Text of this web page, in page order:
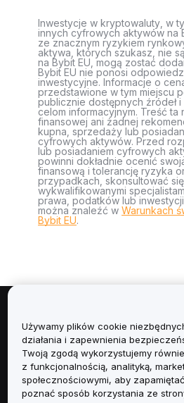
Inwestycje w kryptowaluty, w
innych cyfrowych aktywów na
ze znacznym ryzykiem
aktywa, których szukasz, nie
na Bybit EU, mogą zostać
Bybit EU nie ponosi
inwestycyjne. Informacje o
przedstawione w tym miejscu
publicznie dostępnych źródeł i
celom informacyjnym. Treść ta
finansowej ani żadnej
kupna, sprzedaży lub
cyfrowych aktywów. Przed
lub posiadaniem cyfrowych
powinni dokładnie ocenić
finansową i tolerancję ryzyka
przypadkach, skonsultować
wykwalifikowanymi
prawa, podatków lub
można znaleźć w Warunkach
Bybit EU.
Informacje
Usługi
Obsługa Klienta
Używamy plików cookie
działania i zapewnienia
Twoją zgodą wykorzystujemy
z funkcjonalnością, analityką,
społecznościowymi, aby
poznać sposób korzystania ze